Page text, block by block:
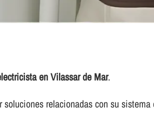
en Vilassar de Mar.
soluciones relacionadas con su sistema